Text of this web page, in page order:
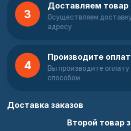
3
Доставляем товар
Осуществляем
адресу
4
Производите
Вы производите
способом
Доставка заказов
Второй товар